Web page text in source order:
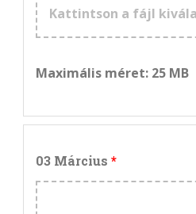
Kattintson a fájl
Maximális méret: 25 MB
03 Március